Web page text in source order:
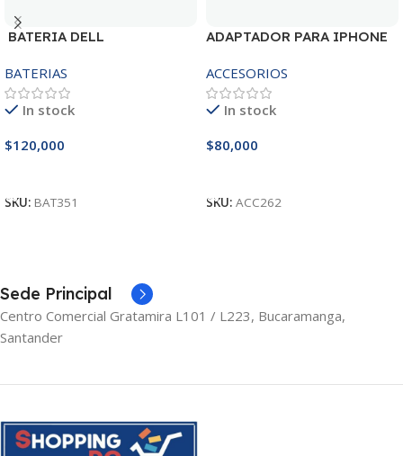
BATERIA DELL
3521/5421/3425 14.8V
BATERIAS
In stock
$120,000
SKU: BAT351
ADAPTADOR PARA IPHONE
ACCESORIOS
In stock
$80,000
SKU: ACC262
Sede Principal
Centro Comercial Gratamira L101 / L223, Bucaramanga,
Santander